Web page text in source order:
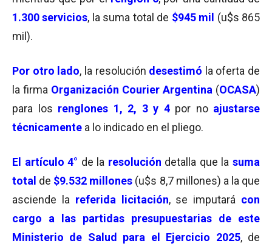
1.300 servicios, la suma total de $945 mil (u$s 865
mil).
Por otro lado, la resolución desestimó la oferta de
la firma Organización Courier Argentina (OCASA)
para los renglones 1, 2, 3 y 4por noajustarse
técnicamente a lo indicado en el pliego.
El artículo 4° de la resolución detalla que lasuma
total de $9.532 millones (u$s 8,7 millones) a la que
asciende la referida licitación, se imputará con
cargo a las partidas presupuestarias de este
Ministerio de Salud para el Ejercicio 2025, de